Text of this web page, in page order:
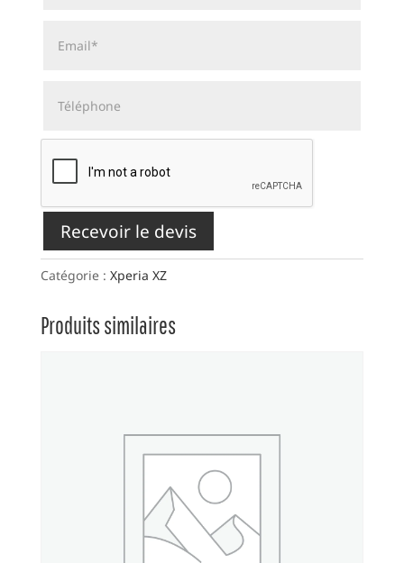
Recevoir le devis
Catégorie : Xperia XZ
Produits similaires